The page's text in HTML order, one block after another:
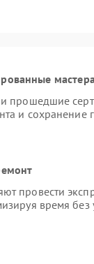
мастера
прошедшие
и сохранение
провести
время без